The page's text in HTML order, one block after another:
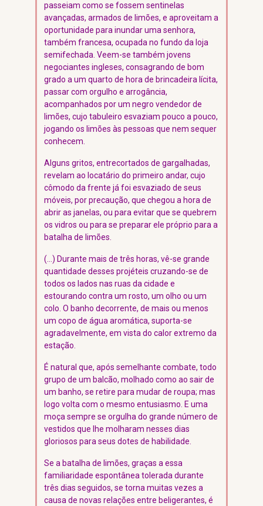
passeiam como se fossem sentinelas
avançadas, armados de limões, e aproveitam a
oportunidade para inundar uma senhora,
também francesa, ocupada no fundo da loja
semifechada. Veem-se também jovens
negociantes ingleses, consagrando de bom
grado a um quarto de hora de brincadeira lícita,
passar com orgulho e arrogância,
acompanhados por um negro vendedor de
limões, cujo tabuleiro esvaziam pouco a pouco,
jogando os limões às pessoas que nem sequer
conhecem.
Alguns gritos, entrecortados de gargalhadas,
revelam ao locatário do primeiro andar, cujo
cômodo da frente já foi esvaziado de seus
móveis, por precaução, que chegou a hora de
abrir as janelas, ou para evitar que se quebrem
os vidros ou para se preparar ele próprio para a
batalha de limões.
(…) Durante mais de três horas, vê-se grande
quantidade desses projéteis cruzando-se de
todos os lados nas ruas da cidade e
estourando contra um rosto, um olho ou um
colo. O banho decorrente, de mais ou menos
um copo de água aromática, suporta-se
agradavelmente, em vista do calor extremo da
estação.
É natural que, após semelhante combate, todo
grupo de um balcão, molhado como ao sair de
um banho, se retire para mudar de roupa; mas
logo volta com o mesmo entusiasmo. E uma
moça sempre se orgulha do grande número de
vestidos que lhe molharam nesses dias
gloriosos para seus dotes de habilidade.
Se a batalha de limões, graças a essa
familiaridade espontânea tolerada durante
três dias seguidos, se torna muitas vezes a
causa de novas relações entre beligerantes, é